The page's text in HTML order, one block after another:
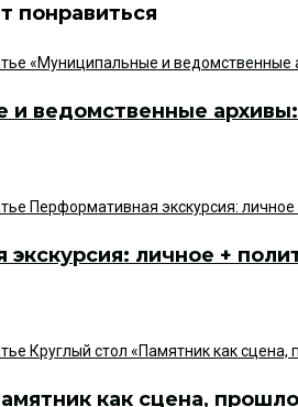
понравиться
ведомственные
личное +
как сцена,